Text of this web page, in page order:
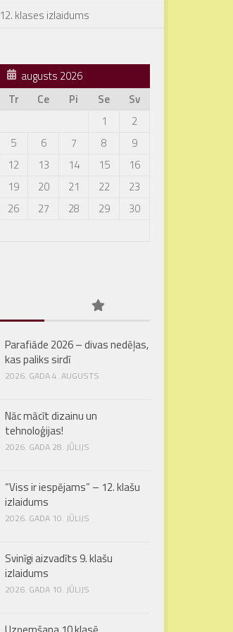
12. klases izlaidums
augusts 2026
Tr Ce Pi Se
Sv
1
2
5 6 7 8
9
12 13 14 15
16
19 20 21 22
23
26 27 28 29
30
Parafiāde 2026 – divas nedēļas,
kas paliks sirdī
2026. GADA 4. AUGUSTS
Nāc mācīt dizainu un
tehnoloģijas!
2026. GADA 28. JŪLIJS
“Viss ir iespējams” – 12. klašu
izlaidums
2026. GADA 10. JŪLIJS
Svinīgi aizvadīts 9. klašu
izlaidums
2026. GADA 10. JŪLIJS